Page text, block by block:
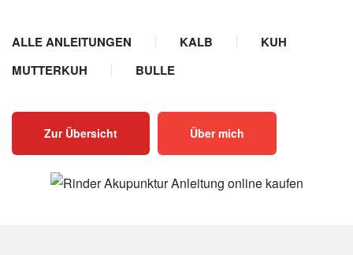
ALLE ANLEITUNGEN KALB
KUH
MUTTERKUH
BULLE
Zur Übersicht Über mich